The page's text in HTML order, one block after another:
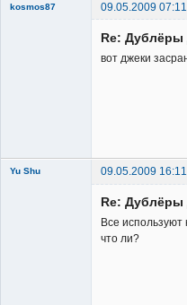
kosmos87 09.05.2009
Re: Дублёры
вот джеки
Yu Shu 09.05.2009
Re: Дублёры
Все используют
что ли?